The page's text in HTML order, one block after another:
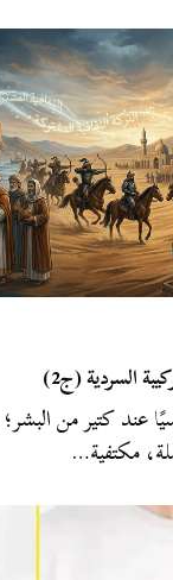
السردية (ج2)
عند كتير من
مكتفية…